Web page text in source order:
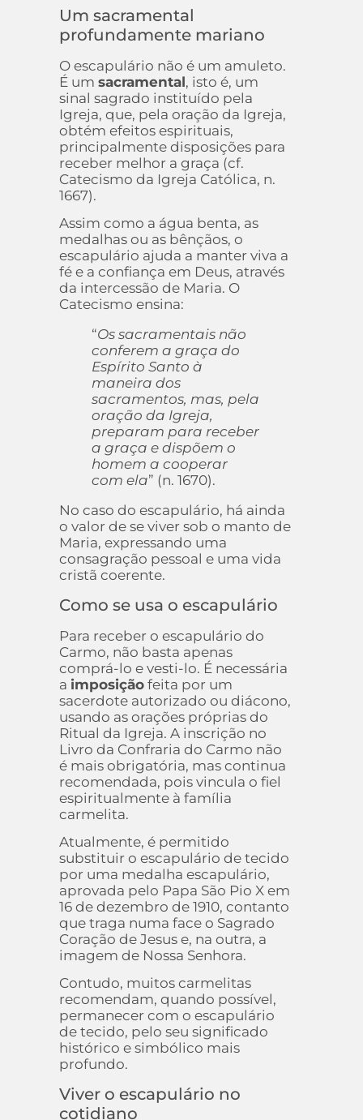
Um sacramental
profundamente mariano
O escapulário não é um amuleto.
É um sacramental, isto é, um
sinal sagrado instituído pela
Igreja, que, pela oração da Igreja,
obtém efeitos espirituais,
principalmente disposições para
receber melhor a graça (cf.
Catecismo da Igreja Católica, n.
1667).
Assim como a água benta, as
medalhas ou as bênçãos, o
escapulário ajuda a manter viva a
fé e a confiança em Deus, através
da intercessão de Maria. O
Catecismo ensina:
“Os sacramentais não
conferem a graça do
Espírito Santo à
maneira dos
sacramentos, mas, pela
oração da Igreja,
preparam para receber
a graça e dispõem o
homem a cooperar
com ela” (n. 1670).
No caso do escapulário, há ainda
o valor de se viver sob o manto de
Maria, expressando uma
consagração pessoal e uma vida
cristã coerente.
Como se usa o escapulário
Para receber o escapulário do
Carmo, não basta apenas
comprá-lo e vesti-lo. É necessária
a imposiçãofeita por um
sacerdote autorizado ou diácono,
usando as orações próprias do
Ritual da Igreja. A inscrição no
Livro da Confraria do Carmo não
é mais obrigatória, mas continua
recomendada, pois vincula o fiel
espiritualmente à família
carmelita.
Atualmente, é permitido
substituir o escapulário de tecido
por uma medalha escapulário,
aprovada pelo Papa São Pio X em
16 de dezembro de 1910, contanto
que traga numa face o Sagrado
Coração de Jesus e, na outra, a
imagem de Nossa Senhora.
Contudo, muitos carmelitas
recomendam, quando possível,
permanecer com o escapulário
de tecido, pelo seu significado
histórico e simbólico mais
profundo.
Viver o escapulário no
cotidiano